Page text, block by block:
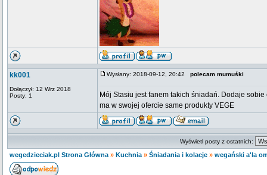
kk001
Dołączył: 12 Wrz 2018
Posty: 1
Wysłany: 2018-09-12, 20:42 polecam mumuśki
Mój Stasiu jest fanem takich śniadań. Dodaje
ma w swojej ofercie same produkty VEGE
Wyświetl posty z ostatnich:
wegedzieciak.pl Strona Główna » Kuchnia » Śniadania i kolacje » wegański a'la